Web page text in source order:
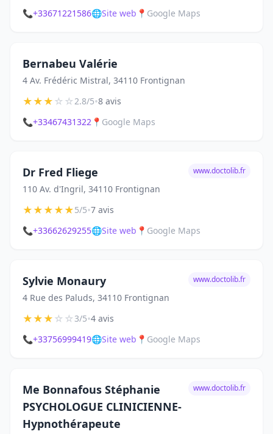
📞+33671221586🌐Site web 📍 Google Maps
Bernabeu Valérie
4 Av. Frédéric Mistral, 34110 Frontignan
★★★☆☆2.8/5•8 avis
📞+33467431322 📍 Google Maps
Dr Fred Fliege
110 Av. d'Ingril, 34110 Frontignan
www.doctolib.fr
★★★★★5/5•7 avis
📞+33662629255🌐Site web 📍 Google Maps
Sylvie Monaury
4 Rue des Paluds, 34110 Frontignan
www.doctolib.fr
★★★☆☆3/5•4 avis
📞+33756999419🌐Site web 📍 Google Maps
Me Bonnafous Stéphanie
PSYCHOLOGUE CLINICIENNE-
Hypnothérapeute
www.doctolib.fr